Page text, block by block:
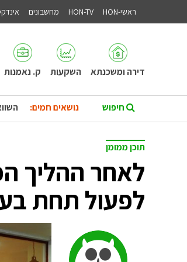
ראשי-HON HON-TV מחשבונים
דירה ומשכנתא השקעות ק. נאמנות
נושאים חמים:
תוכן ממומן
לאחר ההליך
לפעול תחת